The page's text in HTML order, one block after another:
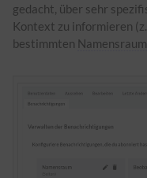
gedacht, über sehr
Kontext zu informieren
bestimmten Namensraum